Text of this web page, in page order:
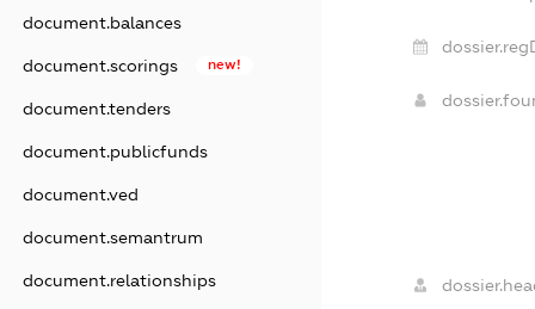
document.balances
document.scorings new!
document.tenders
document.publicfunds
document.ved
document.semantrum
document.relationships